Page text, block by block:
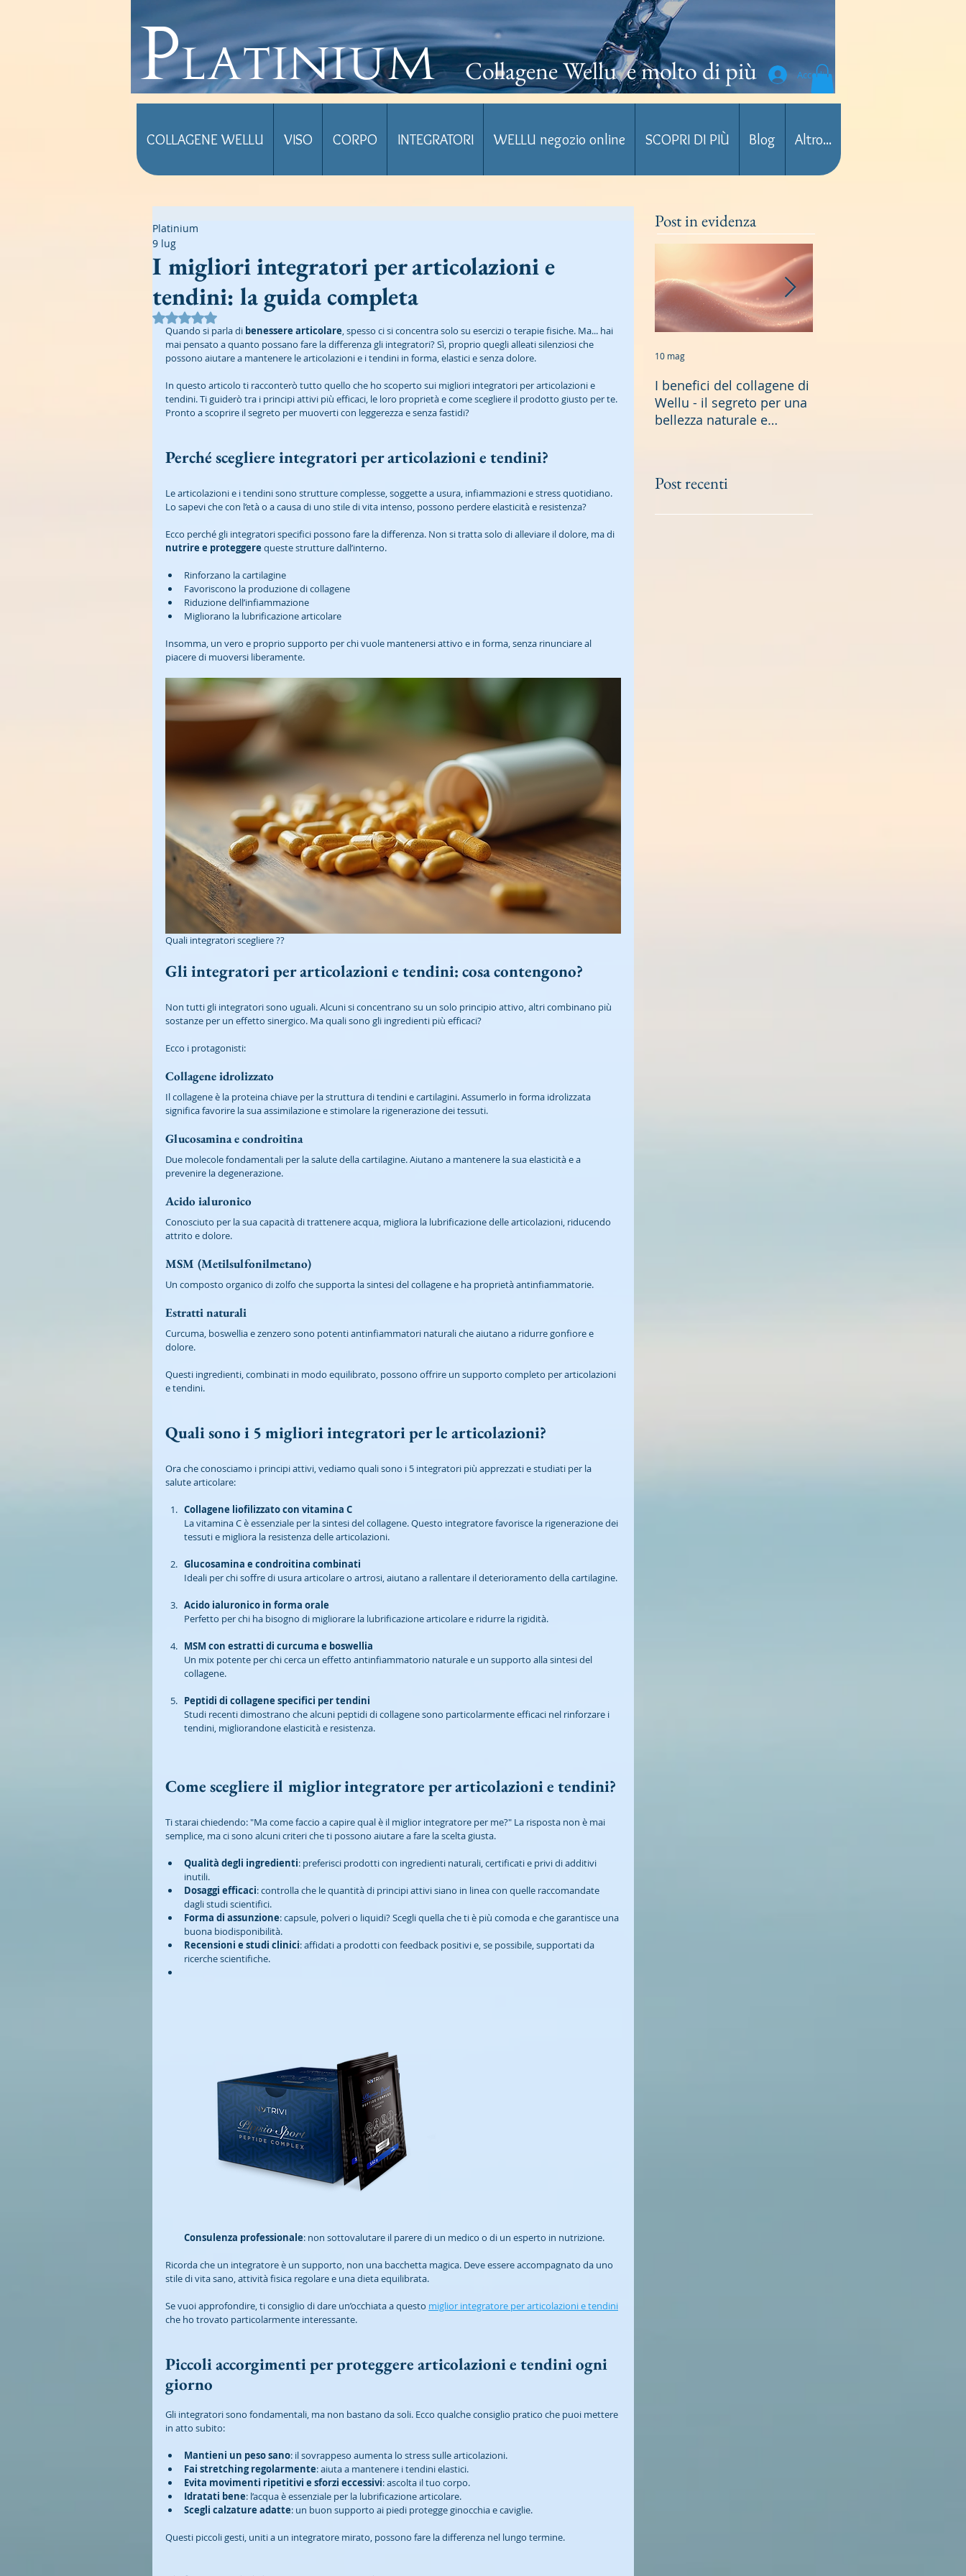
PlatiniumCollagene Wellu e molto di più Accedi
COLLAGENE WELLU VISO CORPO INTEGRATORI WELLU negozio online SCOPRI DI PIÙ Blog Altro...
I migliori integratori per articolazioni e
tendini: la guida completa
Platinium
9 lug
Valutazione NaN stelle su 5.
Quando si parla di benessere articolare, spesso ci si concentra solo su esercizi o terapie fisiche. Ma... hai
mai pensato a quanto possano fare la differenza gli integratori? Sì, proprio quegli alleati silenziosi che
possono aiutare a mantenere le articolazioni e i tendini in forma, elastici e senza dolore.
In questo articolo ti racconterò tutto quello che ho scoperto sui migliori integratori per articolazioni e
tendini. Ti guiderò tra i principi attivi più efficaci, le loro proprietà e come scegliere il prodotto giusto per te.
Pronto a scoprire il segreto per muoverti con leggerezza e senza fastidi?
Perché scegliere integratori per articolazioni e tendini?
Le articolazioni e i tendini sono strutture complesse, soggette a usura, infiammazioni e stress quotidiano.
Lo sapevi che con l’età o a causa di uno stile di vita intenso, possono perdere elasticità e resistenza?
Ecco perché gli integratori specifici possono fare la differenza. Non si tratta solo di alleviare il dolore, ma di
nutrire e proteggere queste strutture dall’interno.
Rinforzano la cartilagine
Favoriscono la produzione di collagene
Riduzione dell’infiammazione
Migliorano la lubrificazione articolare
Insomma, un vero e proprio supporto per chi vuole mantenersi attivo e in forma, senza rinunciare al
piacere di muoversi liberamente.
Quali integratori scegliere ??
Gli integratori per articolazioni e tendini: cosa contengono?
Non tutti gli integratori sono uguali. Alcuni si concentrano su un solo principio attivo, altri combinano più
sostanze per un effetto sinergico. Ma quali sono gli ingredienti più efficaci?
Ecco i protagonisti:
Collagene idrolizzato
Il collagene è la proteina chiave per la struttura di tendini e cartilagini. Assumerlo in forma idrolizzata
significa favorire la sua assimilazione e stimolare la rigenerazione dei tessuti.
Glucosamina e condroitina
Due molecole fondamentali per la salute della cartilagine. Aiutano a mantenere la sua elasticità e a
prevenire la degenerazione.
Acido ialuronico
Conosciuto per la sua capacità di trattenere acqua, migliora la lubrificazione delle articolazioni, riducendo
attrito e dolore.
MSM (Metilsulfonilmetano)
Un composto organico di zolfo che supporta la sintesi del collagene e ha proprietà antinfiammatorie.
Estratti naturali
Curcuma, boswellia e zenzero sono potenti antinfiammatori naturali che aiutano a ridurre gonfiore e
dolore.
Questi ingredienti, combinati in modo equilibrato, possono offrire un supporto completo per articolazioni
e tendini.
Quali sono i 5 migliori integratori per le articolazioni?
Ora che conosciamo i principi attivi, vediamo quali sono i 5 integratori più apprezzati e studiati per la
salute articolare:
Collagene liofilizzato con vitamina C
La vitamina C è essenziale per la sintesi del collagene. Questo integratore favorisce la rigenerazione dei
tessuti e migliora la resistenza delle articolazioni.
Glucosamina e condroitina combinati
Ideali per chi soffre di usura articolare o artrosi, aiutano a rallentare il deterioramento della cartilagine.
Acido ialuronico in forma orale
Perfetto per chi ha bisogno di migliorare la lubrificazione articolare e ridurre la rigidità.
MSM con estratti di curcuma e boswellia
Un mix potente per chi cerca un effetto antinfiammatorio naturale e un supporto alla sintesi del
collagene.
Peptidi di collagene specifici per tendini
Studi recenti dimostrano che alcuni peptidi di collagene sono particolarmente efficaci nel rinforzare i
tendini, migliorandone elasticità e resistenza.
Come scegliere il miglior integratore per articolazioni e tendini?
Ti starai chiedendo: "Ma come faccio a capire qual è il miglior integratore per me?" La risposta non è mai
semplice, ma ci sono alcuni criteri che ti possono aiutare a fare la scelta giusta.
Qualità degli ingredienti: preferisci prodotti con ingredienti naturali, certificati e privi di additivi
inutili.
Dosaggi efficaci: controlla che le quantità di principi attivi siano in linea con quelle raccomandate
dagli studi scientifici.
Forma di assunzione: capsule, polveri o liquidi? Scegli quella che ti è più comoda e che garantisce una
buona biodisponibilità.
Recensioni e studi clinici: affidati a prodotti con feedback positivi e, se possibile, supportati da
ricerche scientifiche.
Consulenza professionale: non sottovalutare il parere di un medico o di un esperto in nutrizione.
Ricorda che un integratore è un supporto, non una bacchetta magica. Deve essere accompagnato da uno
stile di vita sano, attività fisica regolare e una dieta equilibrata.
Se vuoi approfondire, ti consiglio di dare un’occhiata a questo miglior integratore per articolazioni e tendini
che ho trovato particolarmente interessante.
Piccoli accorgimenti per proteggere articolazioni e tendini ogni
giorno
Gli integratori sono fondamentali, ma non bastano da soli. Ecco qualche consiglio pratico che puoi mettere
in atto subito:
Mantieni un peso sano: il sovrappeso aumenta lo stress sulle articolazioni.
Fai stretching regolarmente: aiuta a mantenere i tendini elastici.
Evita movimenti ripetitivi e sforzi eccessivi: ascolta il tuo corpo.
Idratati bene: l’acqua è essenziale per la lubrificazione articolare.
Scegli calzature adatte: un buon supporto ai piedi protegge ginocchia e caviglie.
Questi piccoli gesti, uniti a un integratore mirato, possono fare la differenza nel lungo termine.
Post in evidenza
I benefici del collagene di
Wellu - il segreto per una
bellezza naturale e
10 mag
Post recenti